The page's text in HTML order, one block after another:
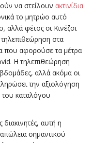
να στείλουν ακτινίδια
το μητρώο αυτό
αλλά φέτος οι Κινέζοι
τηλεπιθεώρηση στα
που αφορούσε τα μέτρα
Η τηλεπιθεώρηση
αλλά ακόμα οι
την αξιολόγηση
του καταλόγου
αυτή η
σημαντικού